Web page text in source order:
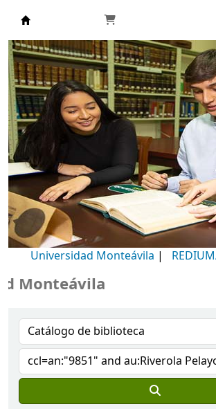
Biblioteca Universidad
Universidad Monteávila |